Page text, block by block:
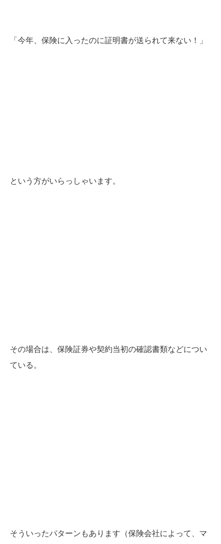
「今年、保険に入ったのに証明書が送られて来ない！」
という方がいらっしゃいます。
その場合は、保険証券や契約当初の確認書類などについ
ている。
そういったパターンもあります（保険会社によって、マ